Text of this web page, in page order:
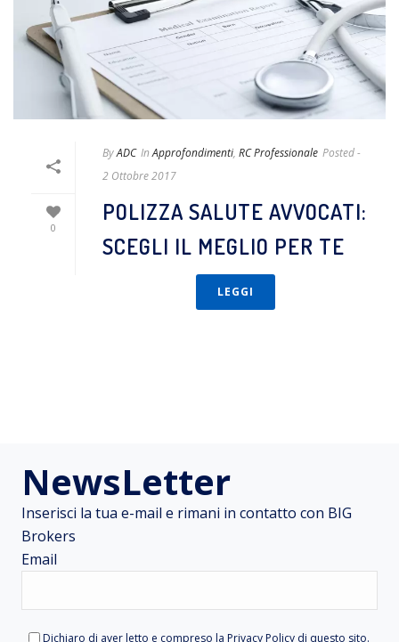
0
ByADC In Approfondimenti, RC Professionale Posted-
2 Ottobre 2017
POLIZZA SALUTE AVVOCATI:
SCEGLI IL MEGLIO PER TE
LEGGI
NewsLetter
Inserisci la tua e-mail e rimani in contatto con BIG
Brokers
Email
Dichiaro di aver letto e compreso la Privacy Policy di questo sito.